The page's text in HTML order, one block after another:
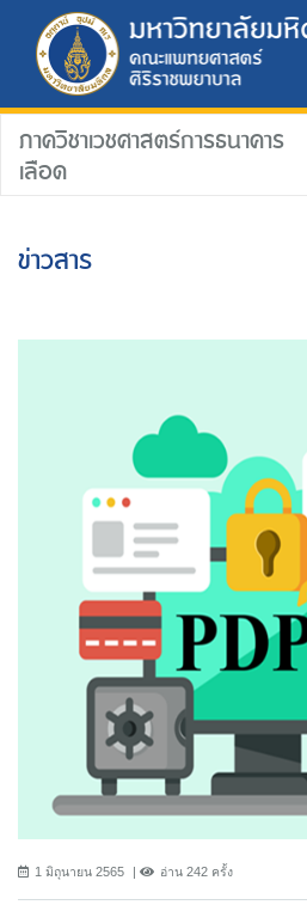
ภาควิชาเวชศาสตร์การธนาคาร
เลือด
ข่าวสาร
1 มิถุนายน 2565 อ่าน 242 ครั้ง